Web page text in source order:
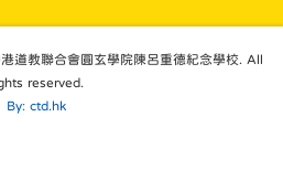
道教聯合會圓玄學院陳呂重德紀念學校. All
reserved.
By: ctd.hk